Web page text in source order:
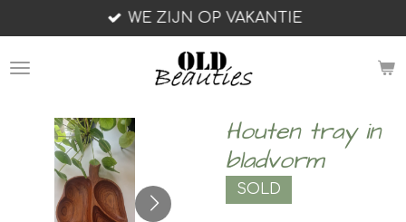
direct
naar
WE ZIJN OP VAKANTIE
Houten tray in
bladvorm
SOLD